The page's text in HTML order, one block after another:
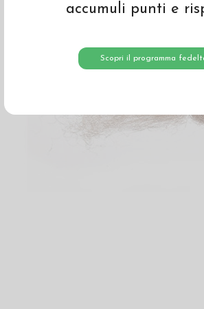
accumuli punti e
Scopri il programma